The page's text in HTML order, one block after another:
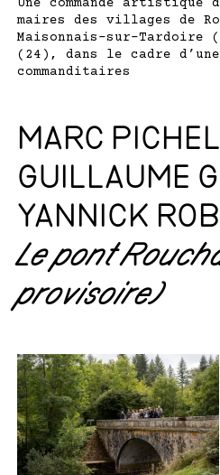
EAC
À propos
Une commande artistique
maires des villages de
Maisonnais-sur-Tardoire
(24), dans le cadre
commanditaires
MARC
GUILLAUME
YANNICK
Le pont
provisoire)